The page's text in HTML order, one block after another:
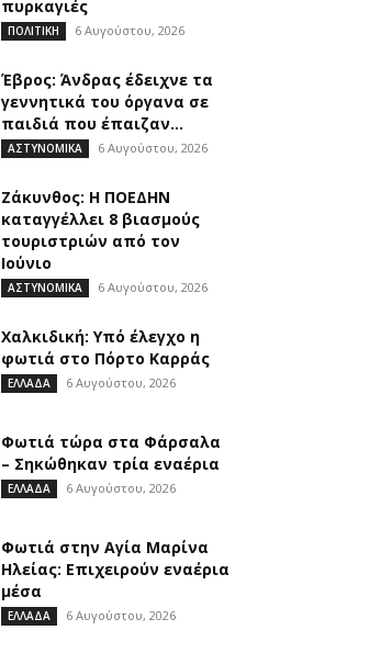
πυρκαγιές
ΠΟΛΙΤΙΚΗ 6 Αυγούστου, 2026
Έβρος: Άνδρας έδειχνε τα
γεννητικά του όργανα σε
παιδιά που έπαιζαν...
ΑΣΤΥΝΟΜΙΚΑ 6 Αυγούστου, 2026
Ζάκυνθος: Η ΠΟΕΔΗΝ
καταγγέλλει 8 βιασμούς
τουριστριών από τον
Ιούνιο
ΑΣΤΥΝΟΜΙΚΑ 6 Αυγούστου, 2026
Χαλκιδική: Υπό έλεγχο η
φωτιά στο Πόρτο Καρράς
ΕΛΛΑΔΑ 6 Αυγούστου, 2026
Φωτιά τώρα στα Φάρσαλα
– Σηκώθηκαν τρία εναέρια
ΕΛΛΑΔΑ 6 Αυγούστου, 2026
Φωτιά στην Aγία Μαρίνα
Ηλείας: Επιχειρούν εναέρια
μέσα
ΕΛΛΑΔΑ 6 Αυγούστου, 2026